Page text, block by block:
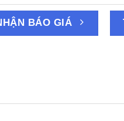
BÁO GIÁ